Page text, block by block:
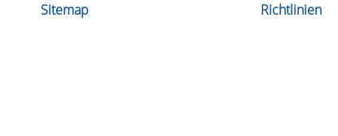
Sitemap Richtlinien